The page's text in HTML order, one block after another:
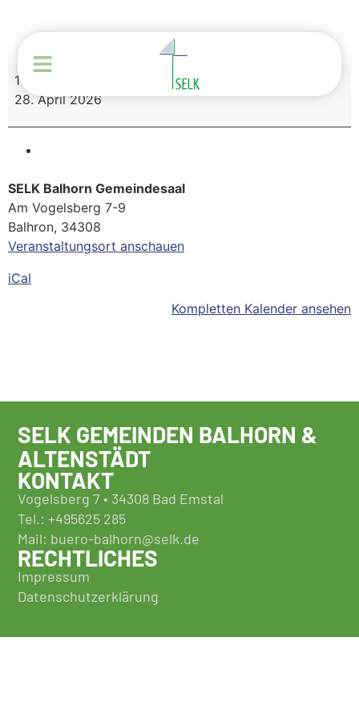
19:00
28. April 2026
SELK Balhorn Gemeindesaal
Am Vogelsberg 7-9
Balhron, 34308
Veranstaltungsort anschauen
iCal
Kompletten Kalender ansehen
SELK GEMEINDEN BALHORN &
ALTENSTÄDT
KONTAKT
Vogelsberg 7 • 34308 Bad Emstal
Tel.: +495625 285
Mail: buero-balhorn@selk.de
RECHTLICHES
Impressum
Datenschutzerklärung